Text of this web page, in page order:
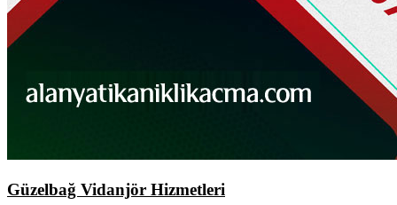
Güzelbağ Vidanjör Hizmetleri